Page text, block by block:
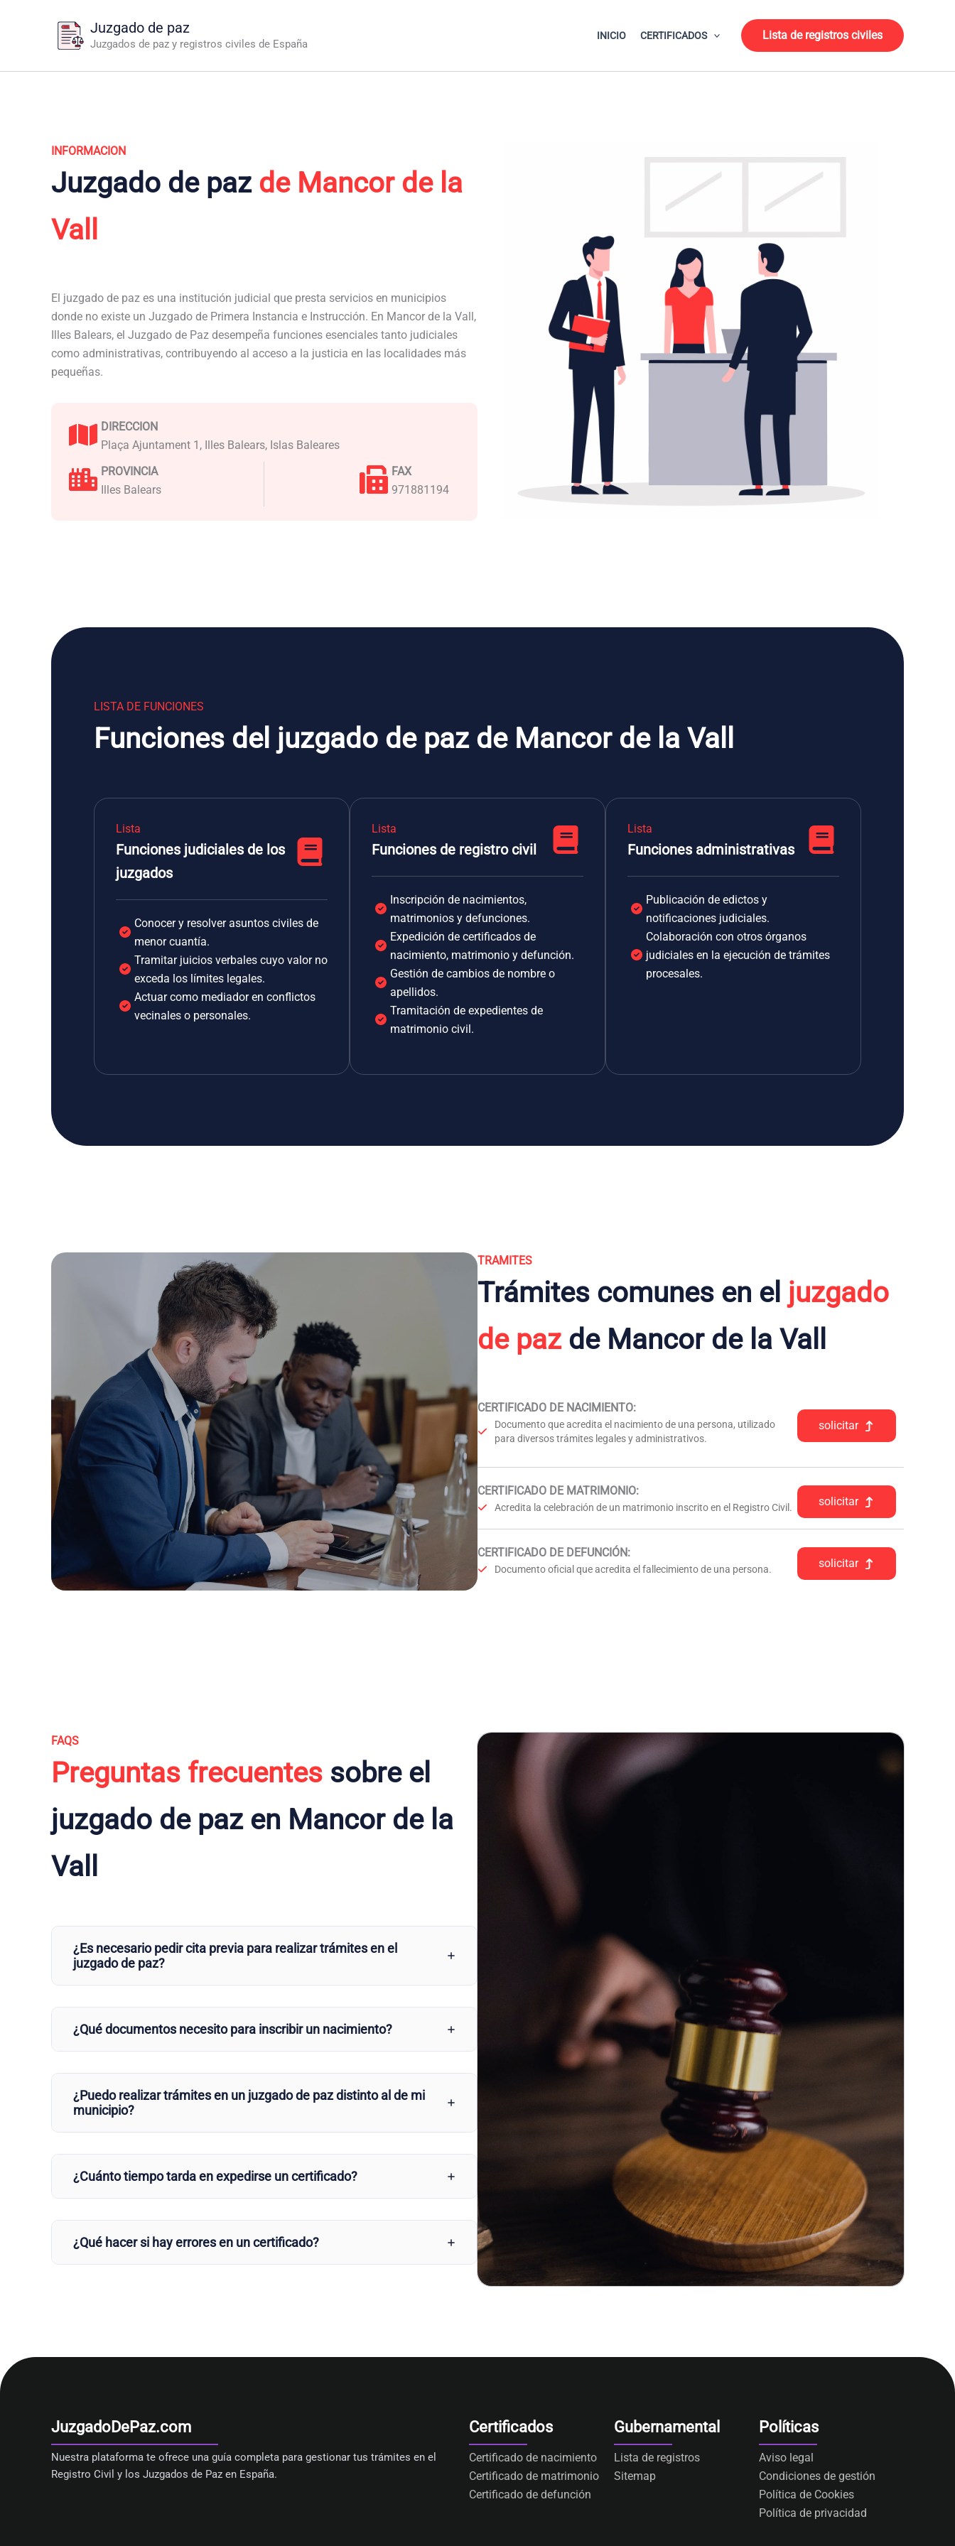
Juzgado de paz
Juzgados de paz y registros civiles de España
INICIO CERTIFICADOS Lista de registros civiles
INFORMACION
Juzgado de paz de Mancor de la
Vall
El juzgado de paz es una institución judicial que presta servicios en municipios
donde no existe un Juzgado de Primera Instancia e Instrucción. En Mancor de la Vall,
Illes Balears, el Juzgado de Paz desempeña funciones esenciales tanto judiciales
como administrativas, contribuyendo al acceso a la justicia en las localidades más
pequeñas.
DIRECCION
Plaça Ajuntament 1, Illes Balears, Islas Baleares
PROVINCIA
Illes Balears
FAX
971881194
LISTA DE FUNCIONES
Funciones del juzgado de paz de Mancor de la Vall
Lista
Funciones judiciales de los
juzgados
Conocer y resolver asuntos civiles de
menor cuantía.
Tramitar juicios verbales cuyo valor no
exceda los límites legales.
Actuar como mediador en conflictos
vecinales o personales.
Lista
Funciones de registro civil
Inscripción de nacimientos,
matrimonios y defunciones.
Expedición de certificados de
nacimiento, matrimonio y defunción.
Gestión de cambios de nombre o
apellidos.
Tramitación de expedientes de
matrimonio civil.
Lista
Funciones administrativas
Publicación de edictos y
notificaciones judiciales.
Colaboración con otros órganos
judiciales en la ejecución de trámites
procesales.
TRAMITES
Trámites comunes en el juzgado
de pazde Mancor de la Vall
CERTIFICADO DE NACIMIENTO:
Documento que acredita el nacimiento de una persona, utilizado
para diversos trámites legales y administrativos.
solicitar
CERTIFICADO DE MATRIMONIO:
Acredita la celebración de un matrimonio inscrito en el Registro Civil. solicitar
CERTIFICADO DE DEFUNCIÓN:
Documento oficial que acredita el fallecimiento de una persona. solicitar
FAQS
Preguntas frecuentes sobre el
juzgado de paz en Mancor de la
Vall
¿Es necesario pedir cita previa para realizar trámites en el
juzgado de paz?
¿Qué documentos necesito para inscribir un nacimiento?
¿Puedo realizar trámites en un juzgado de paz distinto al de mi
municipio?
¿Cuánto tiempo tarda en expedirse un certificado?
¿Qué hacer si hay errores en un certificado?
JuzgadoDePaz.com
Nuestra plataforma te ofrece una guía completa para gestionar tus trámites en el
Registro Civil y los Juzgados de Paz en España.
Certificados
Certificado de nacimiento
Certificado de matrimonio
Certificado de defunción
Gubernamental
Lista de registros
Sitemap
Políticas
Aviso legal
Condiciones de gestión
Política de Cookies
Política de privacidad